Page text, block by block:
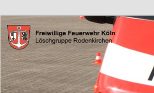
FF Köln, LG RD
Freiwillige Feuerwehr Köln,